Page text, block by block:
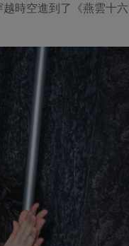
時空進到了《燕雲十六